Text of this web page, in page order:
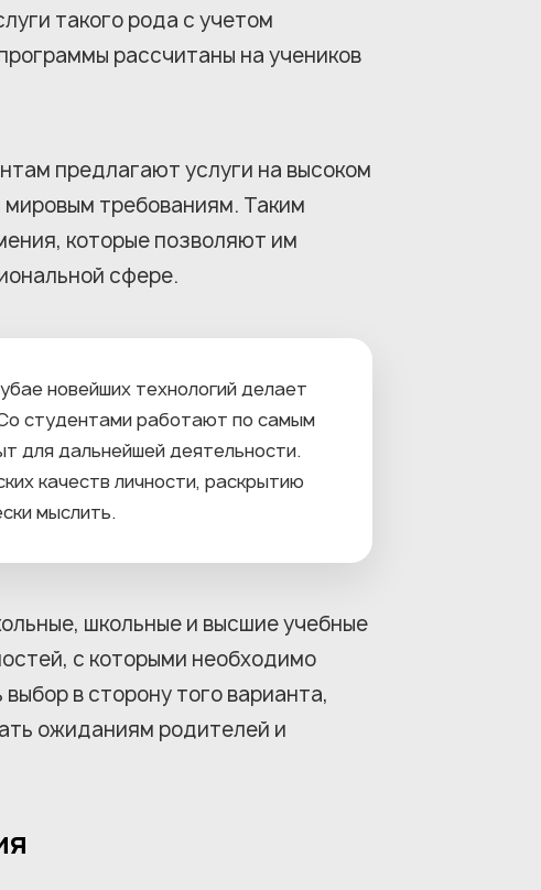
такого рода с учетом
рассчитаны на учеников
предлагают услуги на высоком
требованиям. Таким
которые позволяют им
сфере.
новейших технологий делает
студентами работают по самым
для дальнейшей деятельности.
качеств личности, раскрытию
мыслить.
школьные и высшие учебные
с которыми необходимо
в сторону того варианта,
ожиданиям родителей и